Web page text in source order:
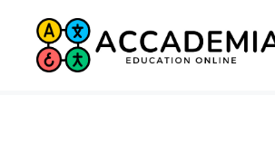
Saltar
contenido